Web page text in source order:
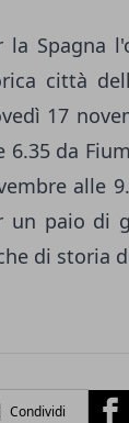
la Spagna
città
17
6.35 da
alle
un paio di
di storia
Condividi